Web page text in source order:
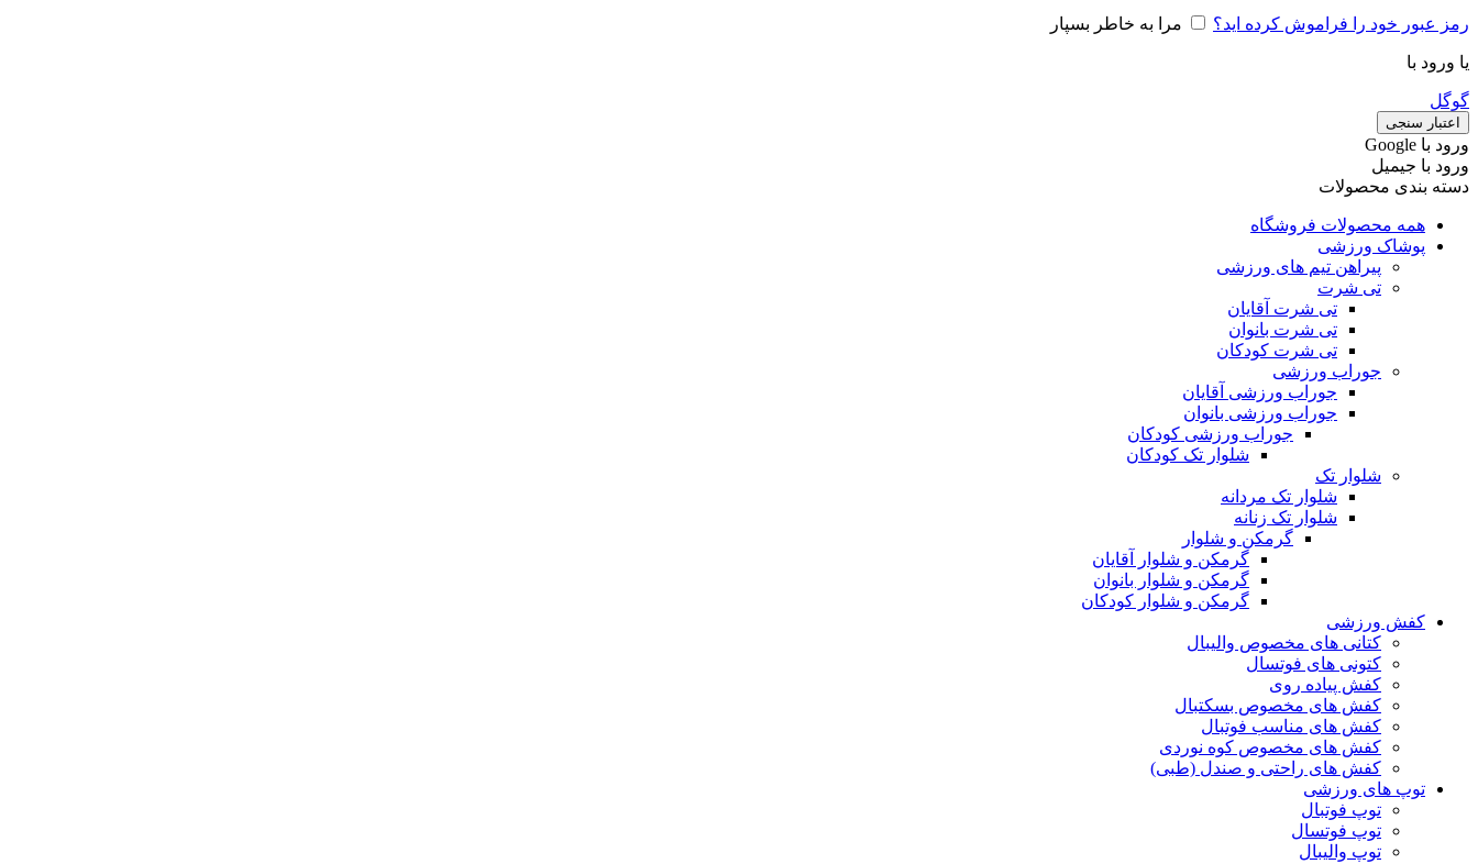
رمز عبور خود را فراموش کرده اید؟ مرا به خاطر بسپار
یا ورود با
گوگل
اعتبار سنجی
ورود با ‫Google
ورود با جیمیل
دسته بندی محصولات
همه محصولات فروشگاه
پوشاک ورزشی
پیراهن تیم های ورزشی
تی شرت
تی شرت آقایان
تی شرت بانوان
تی شرت کودکان
جوراب ورزشی
جوراب ورزشی آقایان
جوراب ورزشی بانوان
جوراب ورزشی کودکان
شلوار تک کودکان
شلوار تک
شلوار تک مردانه
شلوار تک زنانه
گرمکن و شلوار
گرمکن و شلوار آقایان
گرمکن و شلوار بانوان
گرمکن و شلوار کودکان
کفش ورزشی
کتانی های مخصوص والیبال
کتونی های فوتسال
کفش پیاده روی
کفش های مخصوص بسکتبال
کفش های مناسب فوتبال
کفش های مخصوص کوه نوردی
کفش های راحتی و صندل (طبی)
توپ های ورزشی
توپ فوتبال
توپ فوتسال
توپ والیبال